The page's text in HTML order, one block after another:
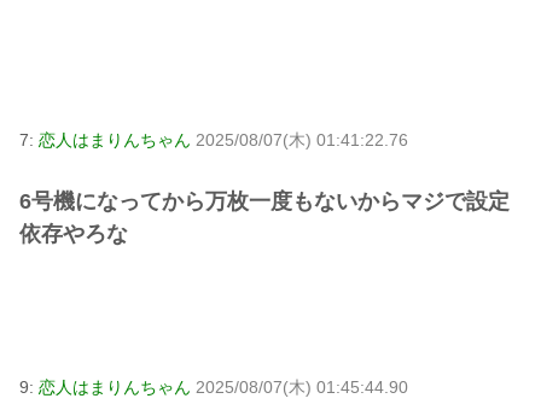
7: 恋人はまりんちゃん 2025/08/07(木) 01:41:22.76
6号機になってから万枚一度もないからマジで設定
依存やろな
9: 恋人はまりんちゃん 2025/08/07(木) 01:45:44.90